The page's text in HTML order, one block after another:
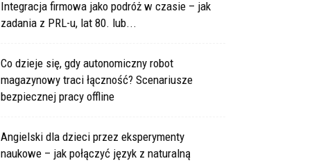
Integracja firmowa jako podróż w czasie – jak
zadania z PRL-u, lat 80. lub...
Co dzieje się, gdy autonomiczny robot
magazynowy traci łączność? Scenariusze
bezpiecznej pracy offline
Angielski dla dzieci przez eksperymenty
naukowe – jak połączyć język z naturalną